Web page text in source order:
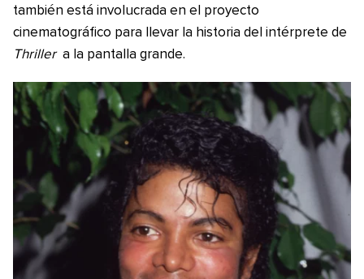
también está involucrada en el proyecto
cinematográfico para llevar la historia del intérprete de
Thriller a la pantalla grande.